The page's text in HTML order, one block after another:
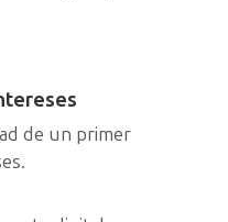
de un primer